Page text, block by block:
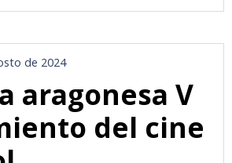
de 2024
aragonesa V
del cine